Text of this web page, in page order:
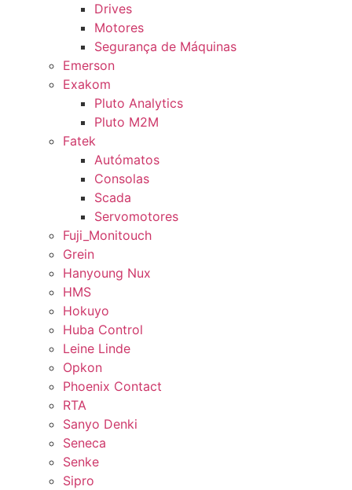
Drives
Motores
Segurança de Máquinas
Emerson
Exakom
Pluto Analytics
Pluto M2M
Fatek
Autómatos
Consolas
Scada
Servomotores
Fuji_Monitouch
Grein
Hanyoung Nux
HMS
Hokuyo
Huba Control
Leine Linde
Opkon
Phoenix Contact
RTA
Sanyo Denki
Seneca
Senke
Sipro